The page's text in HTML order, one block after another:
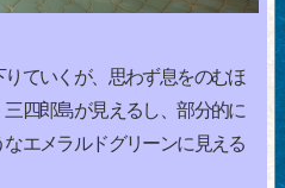
ていくが、思わず息をのむほ
四郎島が見えるし、部分的に
エメラルドグリーンに見える